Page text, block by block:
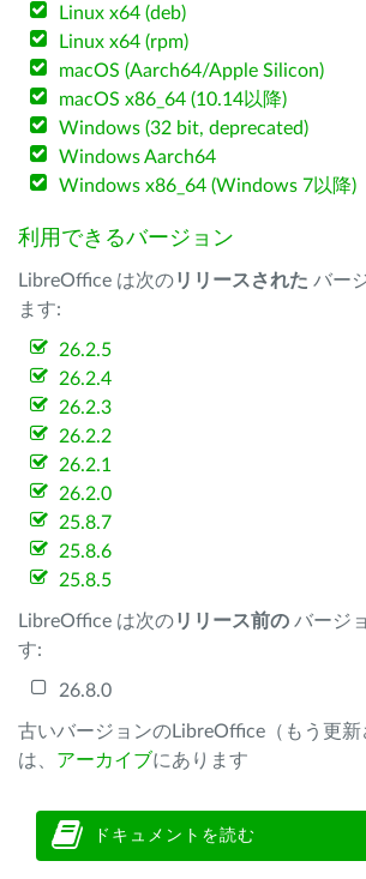
Linux x64 (deb)
Linux x64 (rpm)
macOS (Aarch64/Apple Silicon)
macOS x86_64 (10.14以降)
Windows (32 bit, deprecated)
Windows Aarch64
Windows x86_64 (Windows 7以降)
利用できるバージョン
LibreOffice は次のリリースされた バー
ます:
26.2.5
26.2.4
26.2.3
26.2.2
26.2.1
26.2.0
25.8.7
25.8.6
25.8.5
LibreOffice は次のリリース前の バージ
す:
26.8.0
古いバージョンのLibreOffice（もう更新
は、 アーカイブにあります
ドキュメントを読む